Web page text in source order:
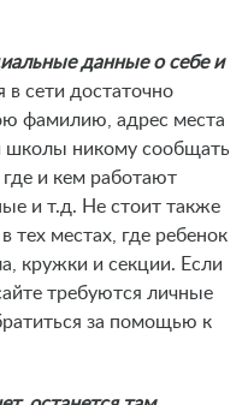
данные о себе и
сети достаточно
фамилию, адрес места
школы никому сообщать
где и кем работают
и т.д. Не стоит также
тех местах, где ребенок
кружки и секции. Если
требуются личные
за помощью к